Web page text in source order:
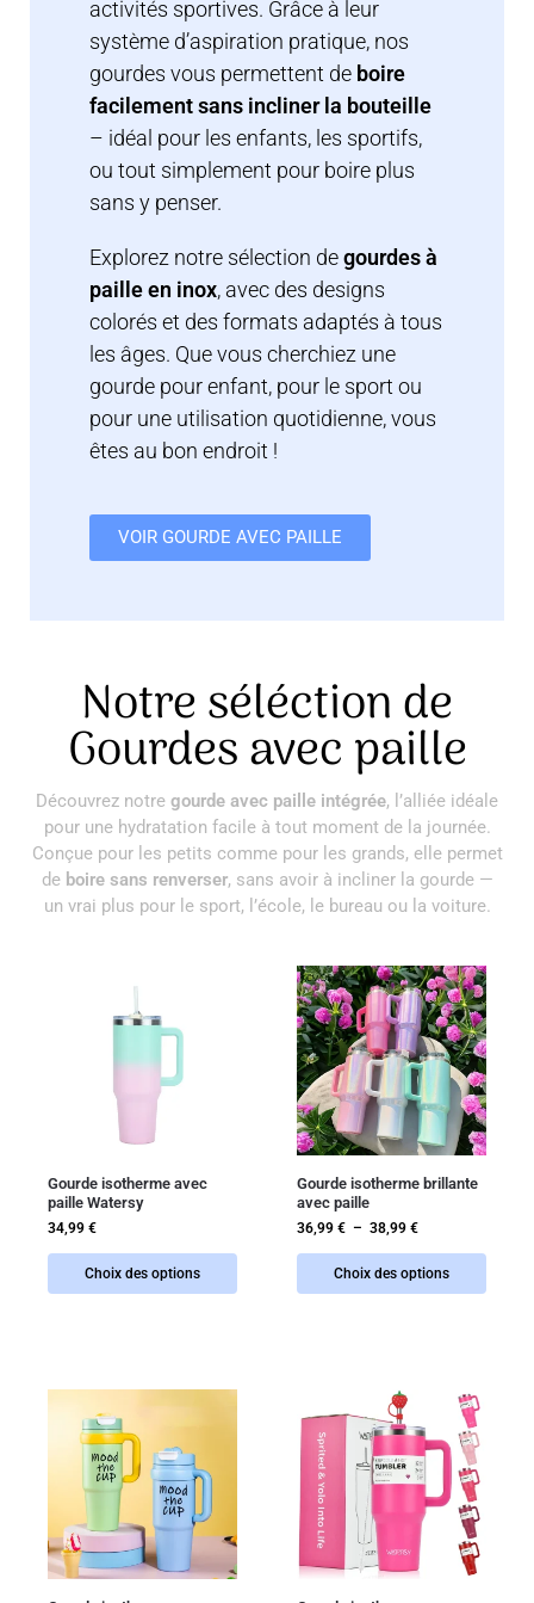
activités sportives. Grâce à leur
système d’aspiration pratique, nos
gourdes vous permettent de boire
facilement sans incliner la bouteille
– idéal pour les enfants, les sportifs,
ou tout simplement pour boire plus
sans y penser.
Explorez notre sélection degourdes à
paille en inox, avec des designs
colorés et des formats adaptés à tous
les âges. Que vous cherchiez une
gourde pour enfant, pour le sport ou
pour une utilisation quotidienne, vous
êtes au bon endroit !
VOIR GOURDE AVEC PAILLE
Notre séléction de
Gourdes avec paille
Découvrez notre gourde avec paille intégrée, l’alliée idéale
pour une hydratation facile à tout moment de la journée.
Conçue pour les petits comme pour les grands, elle permet
de boire sans renverser, sans avoir à incliner la gourde —
un vrai plus pour le sport, l’école, le bureau ou la voiture.
Gourde isotherme avec
paille Watersy
34,99 €
Choix des options
Gourde isotherme brillante
avec paille
36,99 € – 38,99 €
Choix des options